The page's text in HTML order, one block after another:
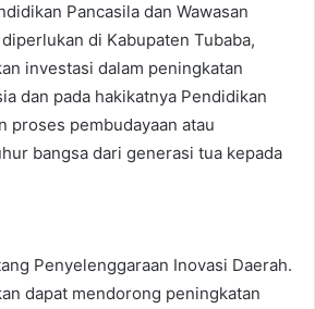
Pancasila dan Wawasan
di Kabupaten Tubaba,
investasi dalam peningkatan
dan pada hakikatnya Pendidikan
proses pembudayaan atau
bangsa dari generasi tua kepada
Penyelenggaraan Inovasi Daerah.
dapat mendorong peningkatan